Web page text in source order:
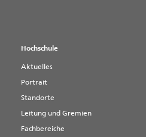
Hochschule
Aktuelles
Portrait
Standorte
Leitung und Gremien
Fachbereiche